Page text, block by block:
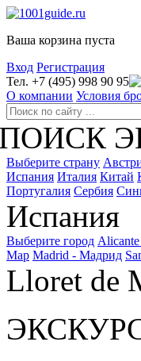
Ваша корзина пуста
Вход Регистрация
Тел. +7 (495) 998 90 95
О компании Условия
Выберите страну
Испания Италия Китай
Португалия Сербия
Испания
Выберите город
Мар Madrid - Мадрид
Lloret de